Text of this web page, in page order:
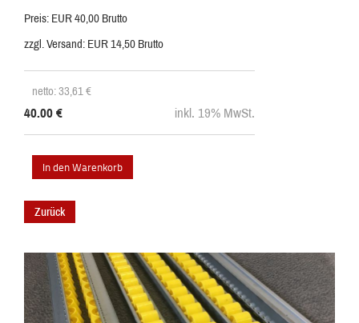
Preis: EUR 40,00 Brutto
zzgl. Versand: EUR 14,50 Brutto
netto: 33,61 €
40.00 € inkl. 19% MwSt.
Zurück